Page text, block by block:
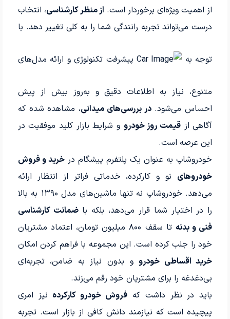
از اهمیت ویژه‌ای برخوردار است. از منظر کارشناسی، انتخاب
درست می‌تواند تجربه رانندگی شما را به کلی تغییر دهد. با
توجه به پیشرفت تکنولوژی و ارائه مدل‌های
متنوع، نیاز به اطلاعات دقیق و به‌روز بیش از پیش
احساس می‌شود.در بررسی‌های میدانی، مشاهده شده که
آگاهی ازقیمت روز خودرو و شرایط بازار کلید موفقیت در
این عرصه است.
خودروشاپ به عنوان یک پلتفرم پیشگام درخرید و فروش
خودروهای نو و کارکرده، خدماتی فراتر از انتظار ارائه
می‌دهد. خودروشاپ نه تنها ماشین‌های مدل ۱۳۹۰ به بالا
را در اختیار شما قرار می‌دهد، بلکه باضمانت کارشناسی
فنی و بدنه
تا سقف ۸۰۰ میلیون تومان، اعتماد مشتریان
خود را جلب کرده است. این مجموعه با فراهم کردن امکان
خرید اقساطی خودروو بدون نیاز به ضامن، تجربه‌ای
بی‌دغدغه را برای مشتریان خود رقم می‌زند.
باید در نظر داشت که فروش خودرو کارکرده نیز امری
پیچیده است که نیازمند دانش کافی از بازار است. تجربه